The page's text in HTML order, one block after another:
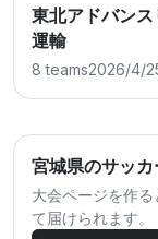
東北アドバン
運輸
8 teams2026/4/
宮城県のサッ
大会ページを作
て届けられます。